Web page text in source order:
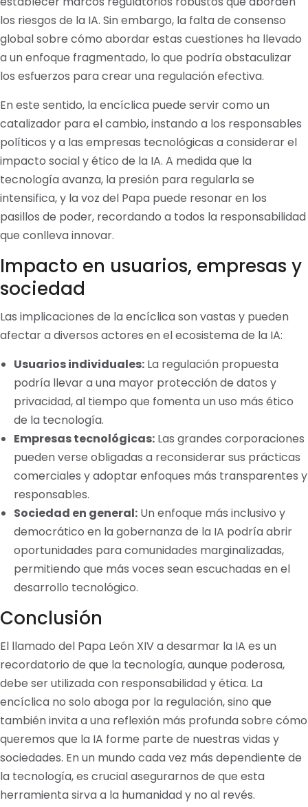
los riesgos de la IA. Sin embargo, la falta de consenso
global sobre cómo abordar estas cuestiones ha llevado
a un enfoque fragmentado, lo que podría obstaculizar
los esfuerzos para crear una regulación efectiva.
En este sentido, la encíclica puede servir como un
catalizador para el cambio, instando a los responsables
políticos y a las empresas tecnológicas a considerar el
impacto social y ético de la IA. A medida que la
tecnología avanza, la presión para regularla se
intensifica, y la voz del Papa puede resonar en los
pasillos de poder, recordando a todos la responsabilidad
que conlleva innovar.
Impacto en usuarios, empresas y
sociedad
Las implicaciones de la encíclica son vastas y pueden
afectar a diversos actores en el ecosistema de la IA:
Usuarios individuales: La regulación propuesta
podría llevar a una mayor protección de datos y
privacidad, al tiempo que fomenta un uso más ético
de la tecnología.
Empresas tecnológicas: Las grandes corporaciones
pueden verse obligadas a reconsiderar sus prácticas
comerciales y adoptar enfoques más transparentes y
responsables.
Sociedad en general: Un enfoque más inclusivo y
democrático en la gobernanza de la IA podría abrir
oportunidades para comunidades marginalizadas,
permitiendo que más voces sean escuchadas en el
desarrollo tecnológico.
Conclusión
El llamado del Papa León XIV a desarmar la IA es un
recordatorio de que la tecnología, aunque poderosa,
debe ser utilizada con responsabilidad y ética. La
encíclica no solo aboga por la regulación, sino que
también invita a una reflexión más profunda sobre cómo
queremos que la IA forme parte de nuestras vidas y
sociedades. En un mundo cada vez más dependiente de
la tecnología, es crucial asegurarnos de que esta
herramienta sirva a la humanidad y no al revés.